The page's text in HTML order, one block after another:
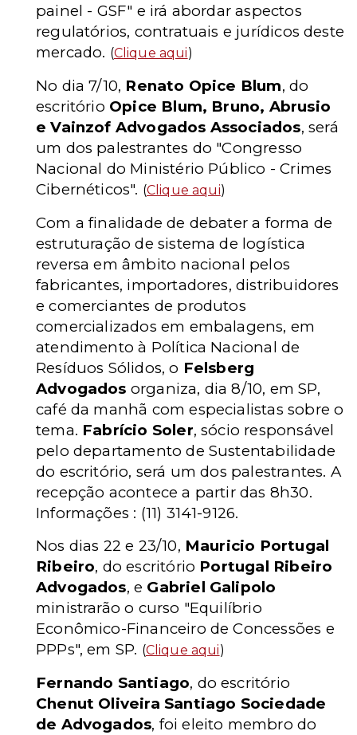
painel - GSF" e irá abordar aspectos
regulatórios, contratuais e jurídicos deste
mercado. (Clique aqui)
No dia 7/10, Renato Opice Blum, do
escritório Opice Blum, Bruno, Abrusio
e Vainzof Advogados Associados, será
um dos palestrantes do "Congresso
Nacional do Ministério Público - Crimes
Cibernéticos". (Clique aqui)
Com a finalidade de debater a forma de
estruturação de sistema de logística
reversa em âmbito nacional pelos
fabricantes, importadores, distribuidores
e comerciantes de produtos
comercializados em embalagens, em
atendimento à Política Nacional de
Resíduos Sólidos, o Felsberg
Advogados organiza, dia 8/10, em SP,
café da manhã com especialistas sobre o
tema. Fabrício Soler, sócio responsável
pelo departamento de Sustentabilidade
do escritório, será um dos palestrantes. A
recepção acontece a partir das 8h30.
Informações : (11) 3141-9126.
Nos dias 22 e 23/10, Mauricio Portugal
Ribeiro, do escritório Portugal Ribeiro
Advogados, e Gabriel Galipolo
ministrarão o curso "Equilíbrio
Econômico-Financeiro de Concessões e
PPPs", em SP. (Clique aqui)
Fernando Santiago, do escritório
Chenut Oliveira Santiago Sociedade
de Advogados, foi eleito membro do